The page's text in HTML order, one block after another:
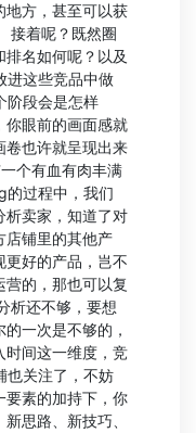
地方，甚至可以获
接着呢？既然圈
名如何呢？以及
进这些竞品中做
阶段会是怎样
你眼前的画面感就
卷也许就呈现出来
个有血有肉丰满
的过程中，我们
析卖家，知道了对
店铺里的其他产
更好的产品，岂不
的，那也可以复
析还不够，要想
一次是不够的，
时间这一维度，竞
也关注了，不妨
要素的加持下，你
思路、新技巧、